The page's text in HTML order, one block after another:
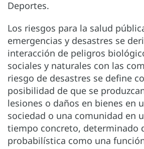
Deportes.
Los riesgos para la salud
emergencias y desastres se
interacción de peligros
sociales y naturales con las
riesgo de desastres se define
posibilidad de que se
lesiones o daños en bienes en
sociedad o una comunidad en
tiempo concreto, determinado
probabilística como una